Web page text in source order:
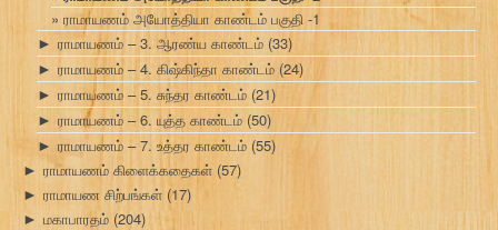
ராமாயணம் அயோத்தியா காண்டம் பகுதி -1
► ராமாயணம் – 3. ஆரண்ய காண்டம் (33)
► ராமாயணம் – 4. கிஷ்கிந்தா காண்டம் (24)
► ராமாயணம் – 5. சுந்தர காண்டம் (21)
► ராமாயணம் – 6. யுத்த காண்டம் (50)
► ராமாயணம் – 7. உத்தர காண்டம் (55)
► ராமாயணம் கிளைக்கதைகள் (57)
► ராமாயண சிற்பங்கள் (17)
► மகாபாரதம் (204)